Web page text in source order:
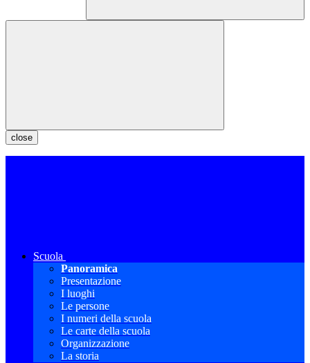
close
Scuola
Panoramica
Presentazione
I luoghi
Le persone
I numeri della scuola
Le carte della scuola
Organizzazione
La storia